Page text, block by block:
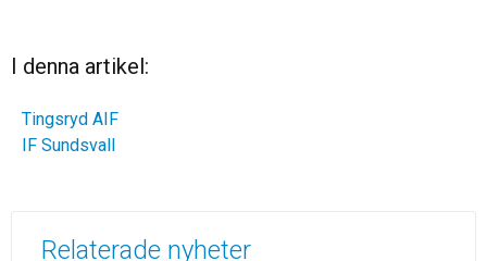
I denna artikel:
Tingsryd AIF
IF Sundsvall
Relaterade nyheter